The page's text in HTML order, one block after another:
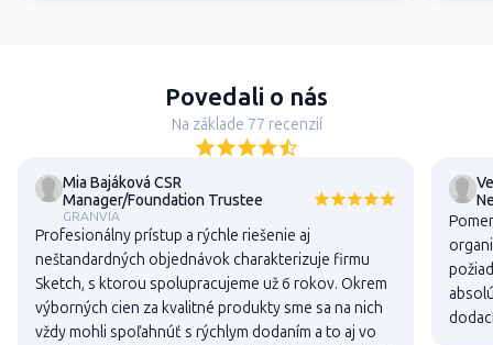
Povedali o nás
Na základe 77 recenzií
Mia Bajáková CSR
Manager/Foundation Trustee
GRANVIA
Profesionálny prístup a rýchle riešenie aj
neštandardných objednávok charakterizuje firmu
Sketch, s ktorou spolupracujeme už 6 rokov. Okrem
výborných cien za kvalitné produkty sme sa na nich
vždy mohli spoľahnúť s rýchlym dodaním a to aj vo